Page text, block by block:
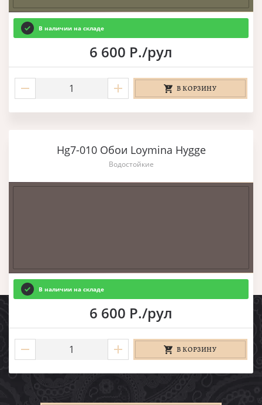
В наличии на складе
6 600 Р./рул
В КОРЗИНУ
Hg7-010 Обои Loymina Hygge
Водостойкие
В наличии на складе
6 600 Р./рул
В КОРЗИНУ